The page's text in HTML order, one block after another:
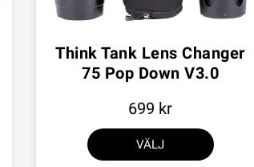
Think Tank Lens Changer
75 Pop Down V3.0
699
VÄLJ